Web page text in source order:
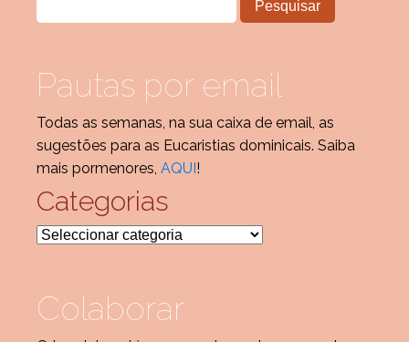
Pautas por email
Todas as semanas, na sua caixa de email, as
sugestões para as Eucaristias dominicais. Saiba
mais pormenores, AQUI!
Categorias
Categorias
Colaborar